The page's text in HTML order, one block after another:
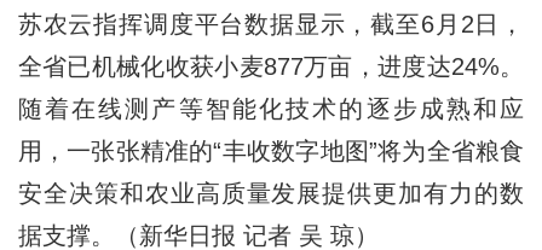
苏农云指挥调度平台数据显示，截至6月2日，
全省已机械化收获小麦877万亩，进度达24%。
随着在线测产等智能化技术的逐步成熟和应
用，一张张精准的“丰收数字地图”将为全省粮食
安全决策和农业高质量发展提供更加有力的数
据支撑。（新华日报 记者 吴 琼）